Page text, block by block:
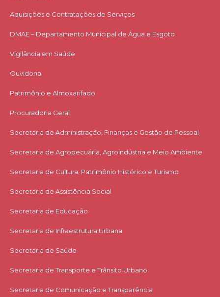
Aquisições e Contratações de Serviços​
DMAE – Departamento Municipal de Água e Esgoto
Vigilância em Saúde
Ouvidoria
Patrimônio e Almoxarifado
Procuradoria Geral
Secretaria de Administração, Finanças e Gestão de Pessoal
Secretaria de Agropecuária, Agroindústria e Meio Ambiente
Secretaria de Cultura, Patrimônio Histórico e Turismo
Secretaria de Assistência Social
Secretaria de Educação
Secretaria de Infraestrutura Urbana
Secretaria de Saúde
Secretaria de Transporte e Trânsito Urbano
Secretaria de Comunicação e Transparência